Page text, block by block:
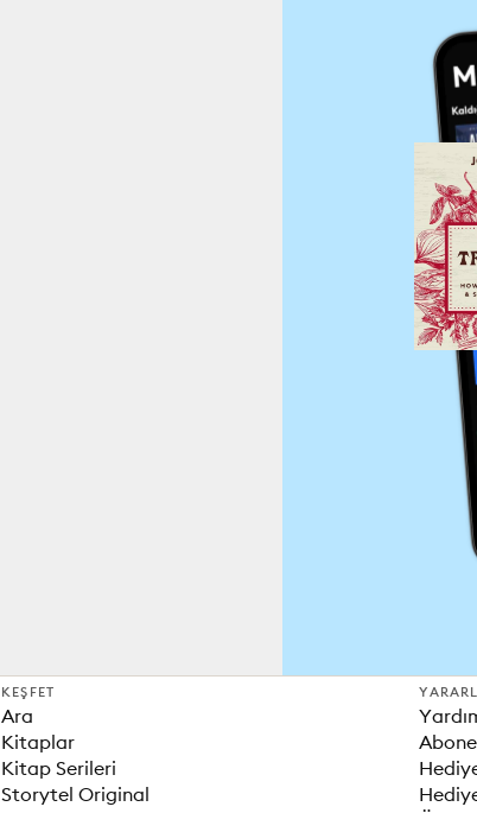
KEŞFET
Ara
Kitaplar
Kitap Serileri
Storytel Original